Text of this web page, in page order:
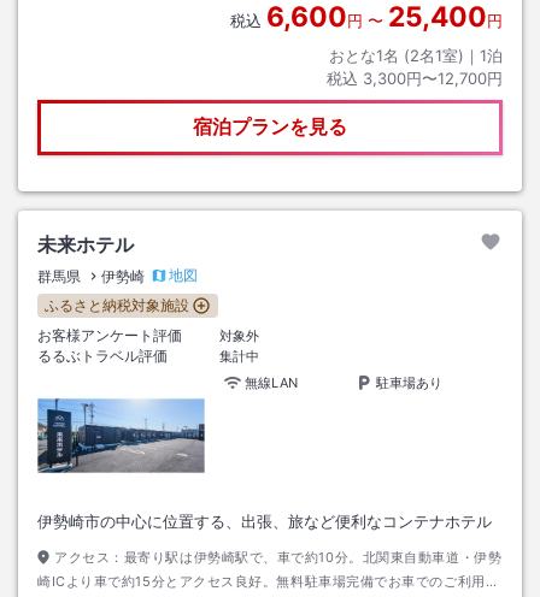
税込 6,600円 〜 25,400円
おとな1名 (2名1室)｜ 1泊
税込 3,300円〜12,700円
宿泊プランを見る
未来ホテル
群馬県 伊勢崎
地図
ふるさと納税対象施設
お客様アンケート評価
対象外
るるぶトラベル評価
集計中
無線LAN
駐車場あり
伊勢崎市の中心に位置する、出張、旅など便利なコンテナホテル
アクセス： 最寄り駅は伊勢崎駅で、車で約10分。北関東自動車道・伊勢
崎ICより車で約15分とアクセス良好。無料駐車場完備でお車でのご利用も